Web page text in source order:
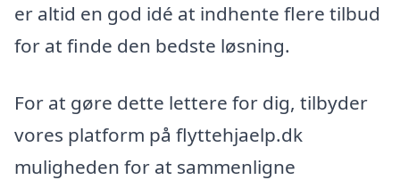
er altid en god idé at indhente flere tilbud
for at finde den bedste løsning.
For at gøre dette lettere for dig, tilbyder
vores platform på flyttehjaelp.dk
muligheden for at sammenligne